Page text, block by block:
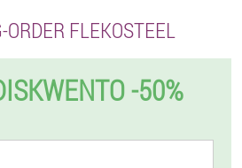
FLEKOSTEEL
-50%